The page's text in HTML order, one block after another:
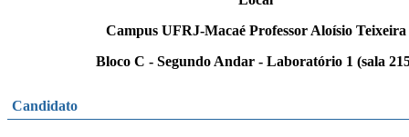
Campus UFRJ-Macaé Professor Aloísio Teixeira
Bloco C - Segundo Andar - Laboratório 1 (sala
Candidato